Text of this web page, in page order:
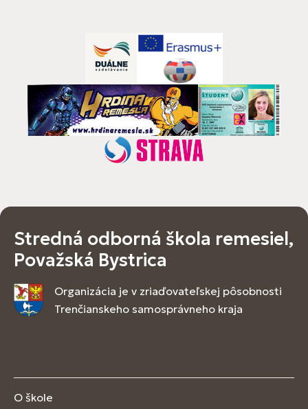
Stredná odborná škola remesiel,
Považská Bystrica
Organizácia je v zriaďovateľskej pôsobnosti
Trenčianskeho samosprávneho kraja
O škole